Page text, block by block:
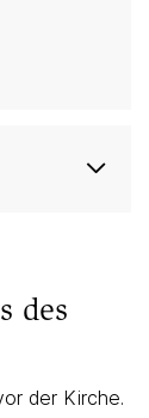
des
der Kirche.